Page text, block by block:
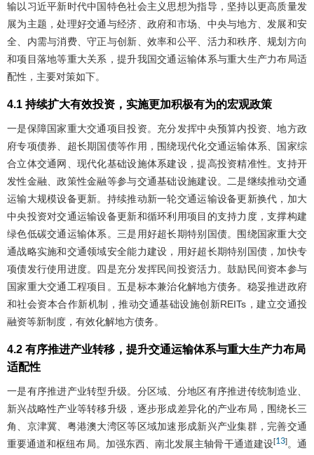
输以习近平新时代中国特色社会主义思想为指导，坚持以更高质量发
展为主题，处理好交通与经济、政府和市场、中央与地方、发展和安
全、内需与消费、守正与创新、效率和公平、活力和秩序、规划方向
和项目落地等重大关系，提升我国交通运输体系与重大生产力布局适
配性，主要对策如下。
4.1 持续扩大有效投资，实施更加积极有为的宏观政策
一是保障国家重大交通项目投资。充分发挥中央预算内投资、地方政
府专项债券、超长期国债等作用，围绕现代化交通运输体系、国家综
合立体交通网、现代化基础设施体系建设，提高投资精准性。支持开
发性金融、政策性金融等参与交通基础设施建设。二是继续推动交通
运输大规模设备更新。持续推动新一轮交通运输设备更新换代，加大
中央投资对交通运输设备更新和循环利用项目的支持力度，支撑构建
绿色低碳交通运输体系。三是用好超长期特别国债。围绕国家重大交
通战略实施和交通领域安全能力建设，用好超长期特别国债，加快专
项债发行使用进度。四是充分发挥民间投资活力。鼓励民间资本参与
国家重大交通工程项目。五是标本兼治化解地方债务。稳妥推进政府
和社会资本合作新机制，推动交通基础设施创新REITs，建立交通投
融资等新制度，有效化解地方债务。
4.2 有序推进产业转移，提升交通运输体系与重大生产力布局
适配性
一是有序推进产业转型升级。分区域、分地区有序推进传统制造业、
新兴战略性产业等转移升级，逐步形成差异化的产业布局，围绕长三
角、京津冀、粤港澳大湾区等区域加速形成新兴产业集群，完善交通
重要通道和枢纽布局。加强东西、南北发展主轴骨干通道建设[13]。通